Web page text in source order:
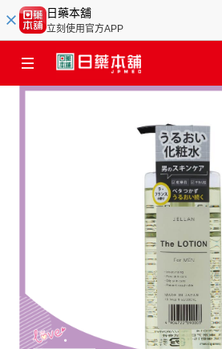
日藥本舖
立刻使用官方APP